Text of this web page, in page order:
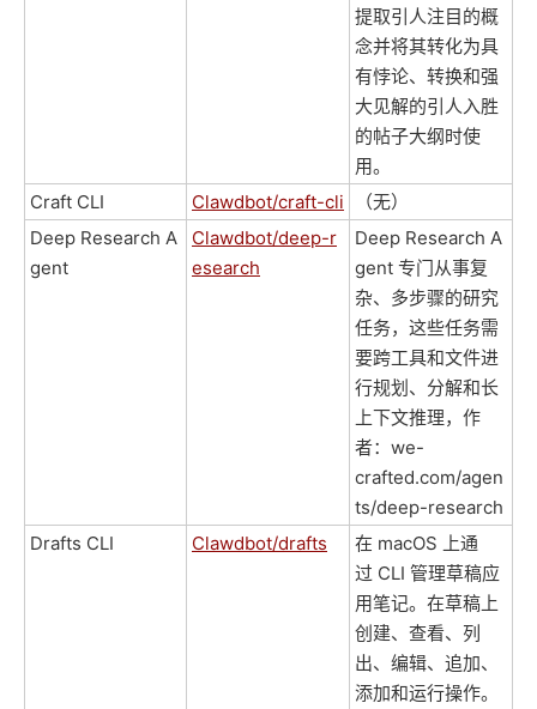
提取引人注目的概
念并将其转化为具
有悖论、转换和强
大见解的引人入胜
的帖子大纲时使
用。
Craft CLI
Clawdbot/craft-cli
（无）
Deep Research A
gent
Clawdbot/deep-r
esearch
Deep Research A
gent 专门从事复
杂、多步骤的研究
任务，这些任务需
要跨工具和文件进
行规划、分解和长
上下文推理，作
者：we-
crafted.com/agen
ts/deep-research
Drafts CLI
Clawdbot/drafts
在 macOS 上通
过 CLI 管理草稿应
用笔记。在草稿上
创建、查看、列
出、编辑、追加、
添加和运行操作。